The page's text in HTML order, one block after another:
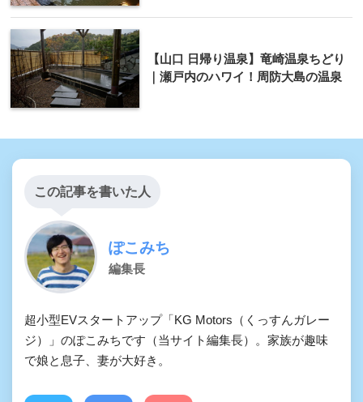
【山口 日帰り温泉】竜崎温泉ちどり
｜瀬戸内のハワイ！周防大島の温泉
この記事を書いた人
ぽこみち
編集長
超小型EVスタートアップ「KG Motors（くっすんガレー
ジ）」のぽこみちです（当サイト編集長）。家族が趣味
で娘と息子、妻が大好き。